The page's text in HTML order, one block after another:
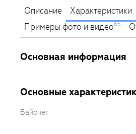
Описание Характеристики
Примеры фото и видео65
Основная информация
Основные
Байонет